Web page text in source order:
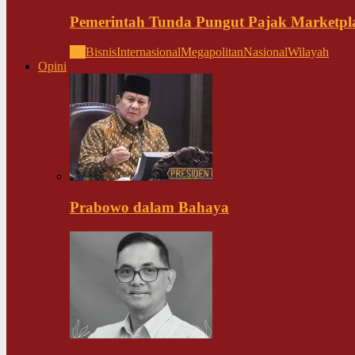
Pemerintah Tunda Pungut Pajak
BisnisInternasionalMegapolitanNasionalWilayah
Opini
Prabowo dalam Bahaya